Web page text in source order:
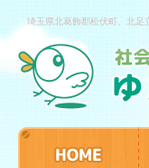
埼玉県北葛飾郡松伏町、北足